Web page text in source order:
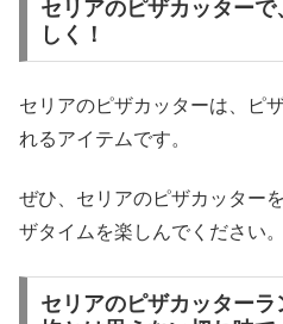
セリアのピザカッター
しく！
セリアのピザカッターは、ピ
れるアイテムです。
ぜひ、セリアのピザカッター
ザタイムを楽しんでください。
セリアのピザカッター